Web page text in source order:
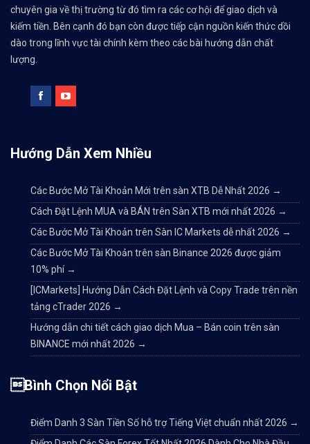
chuyên gia về thị trường từ đó tìm ra các cơ hội để giao dịch và
kiếm tiền. Bên cạnh đó bạn còn được tiếp cận nguồn kiến thức dồi
dào trong lĩnh vực tài chính kèm theo các bài hướng dẫn chất
lượng.
Hướng Dẫn Xem Nhiều
Các Bước Mở Tài Khoản Mới trên sàn XTB Dễ Nhất 2026 →
Cách Đặt Lệnh MUA và BÁN trên Sàn XTB mới nhất 2026 →
Các Bước Mở Tài Khoản trên Sàn IC Markets dễ nhất 2026 →
Các Bước Mở Tài Khoản trên sàn Binance 2026 được giảm
10% phí →
[ICMarkets] Hướng Dẫn Cách Đặt Lệnh và Copy Trade trên nền
tảng cTrader 2026 →
Hướng dẫn chi tiết cách giao dịch Mua – Bán coin trên sàn
BINANCE mới nhất 2026 →
Bình Chọn Nổi Bật
Điểm Danh 3 Sàn Tiền Số hỗ trợ Tiếng Việt chuẩn nhất 2026 →